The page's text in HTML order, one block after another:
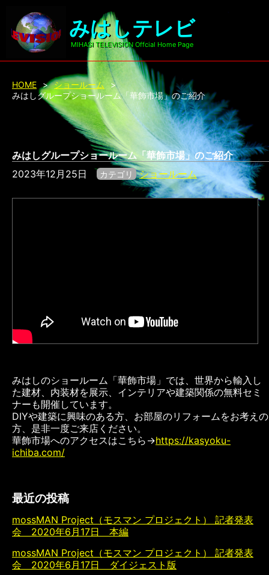
みはしテレビ
MIHASI TELEVISION Offcial Home Page
HOME > ショールーム
>
みはしグループショールーム「華飾市場」のご紹介
みはしグループショールーム「華飾市場」のご紹介
2023年12月25日
カテゴリ ショールーム
みはしのショールーム「華飾市場」では、世界から輸入し
た建材、内装材を展示、インテリアや建築関係の無料セミ
ナーも開催しています。
DIYや建築に興味のある方、お部屋のリフォームをお考えの
方、是非一度ご来店ください。
華飾市場へのアクセスはこちら→https://kasyoku-
ichiba.com/
最近の投稿
mossMAN Project（モスマン プロジェクト） 記者発表
会 2020年6月17日 本編
mossMAN Project（モスマン プロジェクト） 記者発表
会 2020年6月17日 ダイジェスト版